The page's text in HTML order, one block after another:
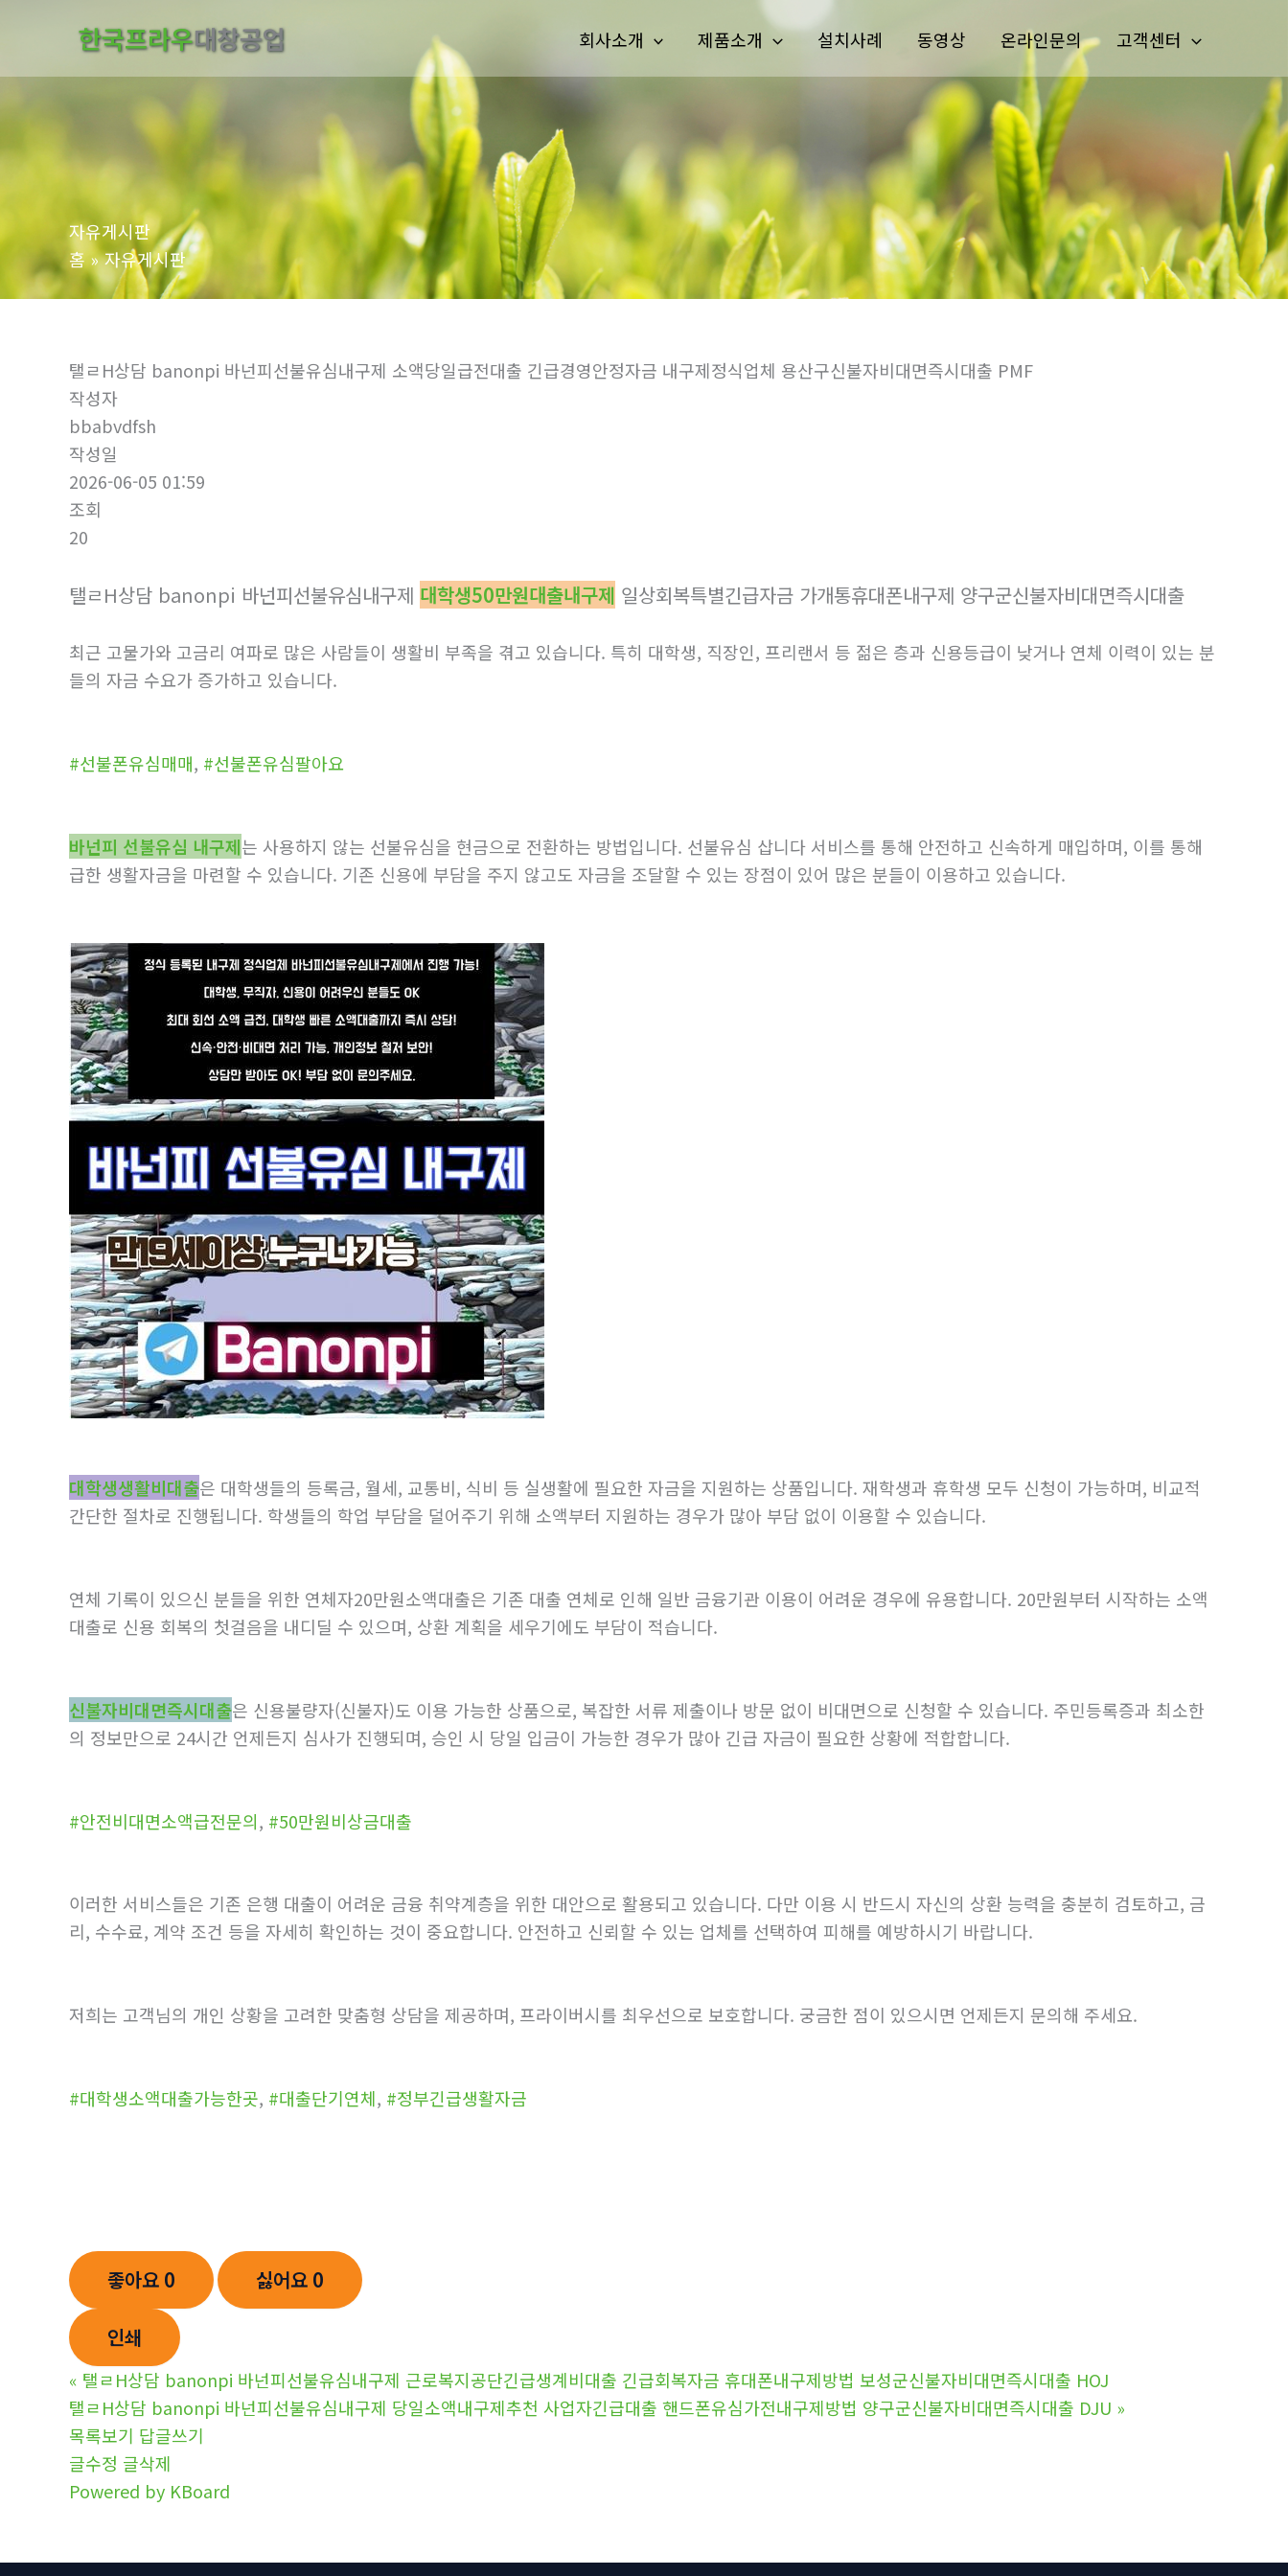
너
한국프라우대창공업 회사소개 제품소개 설치사례 동영상 온라인문의 고객센터
자유게시판
홈
자유게시판
탤ㄹH상담 banonpi 바넌피선불유심내구제 소액당일급전대출 긴급경영안정자금 내구제정식업체 용산구신불자비대면즉시대출 PMF
작성자
bbabvdfsh
작성일
2026-06-05 01:59
조회
20
탤ㄹH상담 banonpi 바넌피선불유심내구제 대학생50만원대출내구제 일상회복특별긴급자금 가개통휴대폰내구제 양구군신불자비대면즉시대출
최근 고물가와 고금리 여파로 많은 사람들이 생활비 부족을 겪고 있습니다. 특히 대학생, 직장인, 프리랜서 등 젊은 층과 신용등급이 낮거나 연체 이력이 있는 분
들의 자금 수요가 증가하고 있습니다.
#선불폰유심매매, #선불폰유심팔아요
바넌피 선불유심 내구제는 사용하지 않는 선불유심을 현금으로 전환하는 방법입니다. 선불유심 삽니다 서비스를 통해 안전하고 신속하게 매입하며, 이를 통해
급한 생활자금을 마련할 수 있습니다. 기존 신용에 부담을 주지 않고도 자금을 조달할 수 있는 장점이 있어 많은 분들이 이용하고 있습니다.
대학생생활비대출은 대학생들의 등록금, 월세, 교통비, 식비 등 실생활에 필요한 자금을 지원하는 상품입니다. 재학생과 휴학생 모두 신청이 가능하며, 비교적
간단한 절차로 진행됩니다. 학생들의 학업 부담을 덜어주기 위해 소액부터 지원하는 경우가 많아 부담 없이 이용할 수 있습니다.
연체 기록이 있으신 분들을 위한 연체자20만원소액대출은 기존 대출 연체로 인해 일반 금융기관 이용이 어려운 경우에 유용합니다. 20만원부터 시작하는 소액
대출로 신용 회복의 첫걸음을 내디딜 수 있으며, 상환 계획을 세우기에도 부담이 적습니다.
신불자비대면즉시대출은 신용불량자(신불자)도 이용 가능한 상품으로, 복잡한 서류 제출이나 방문 없이 비대면으로 신청할 수 있습니다. 주민등록증과 최소한
의 정보만으로 24시간 언제든지 심사가 진행되며, 승인 시 당일 입금이 가능한 경우가 많아 긴급 자금이 필요한 상황에 적합합니다.
#안전비대면소액급전문의, #50만원비상금대출
이러한 서비스들은 기존 은행 대출이 어려운 금융 취약계층을 위한 대안으로 활용되고 있습니다. 다만 이용 시 반드시 자신의 상환 능력을 충분히 검토하고, 금
리, 수수료, 계약 조건 등을 자세히 확인하는 것이 중요합니다. 안전하고 신뢰할 수 있는 업체를 선택하여 피해를 예방하시기 바랍니다.
저희는 고객님의 개인 상황을 고려한 맞춤형 상담을 제공하며, 프라이버시를 최우선으로 보호합니다. 궁금한 점이 있으시면 언제든지 문의해 주세요.
#대학생소액대출가능한곳, #대출단기연체, #정부긴급생활자금
좋아요 0 싫어요 0
인쇄
« 탤ㄹH상담 banonpi 바넌피선불유심내구제 근로복지공단긴급생계비대출 긴급회복자금 휴대폰내구제방법 보성군신불자비대면즉시대출 HOJ
탤ㄹH상담 banonpi 바넌피선불유심내구제 당일소액내구제추천 사업자긴급대출 핸드폰유심가전내구제방법 양구군신불자비대면즉시대출 DJU »
목록보기 답글쓰기
글수정 글삭제
Powered by KBoard